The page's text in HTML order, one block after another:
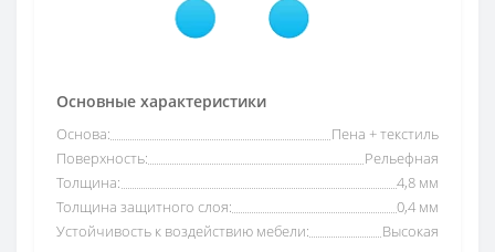
Основные характеристики
Основа:
Пена + текстиль
Поверхность:
Рельефная
Толщина:
4,8 мм
Толщина защитного слоя:
0,4 мм
Устойчивость к воздействию мебели:
Высокая